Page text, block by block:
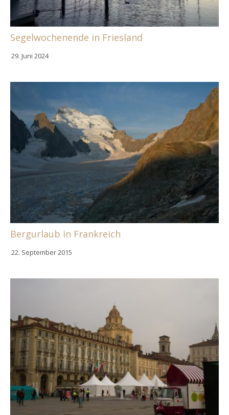
Segelwochenende in Friesland
29. Juni 2024
Bergurlaub in Frankreich
22. September 2015